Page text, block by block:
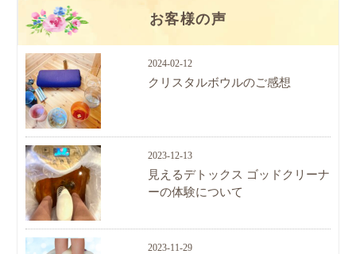
お客様の声
2024-02-12
クリスタルボウルのご感想
2023-12-13
見えるデトックス ゴッドクリーナ
ーの体験について
2023-11-29